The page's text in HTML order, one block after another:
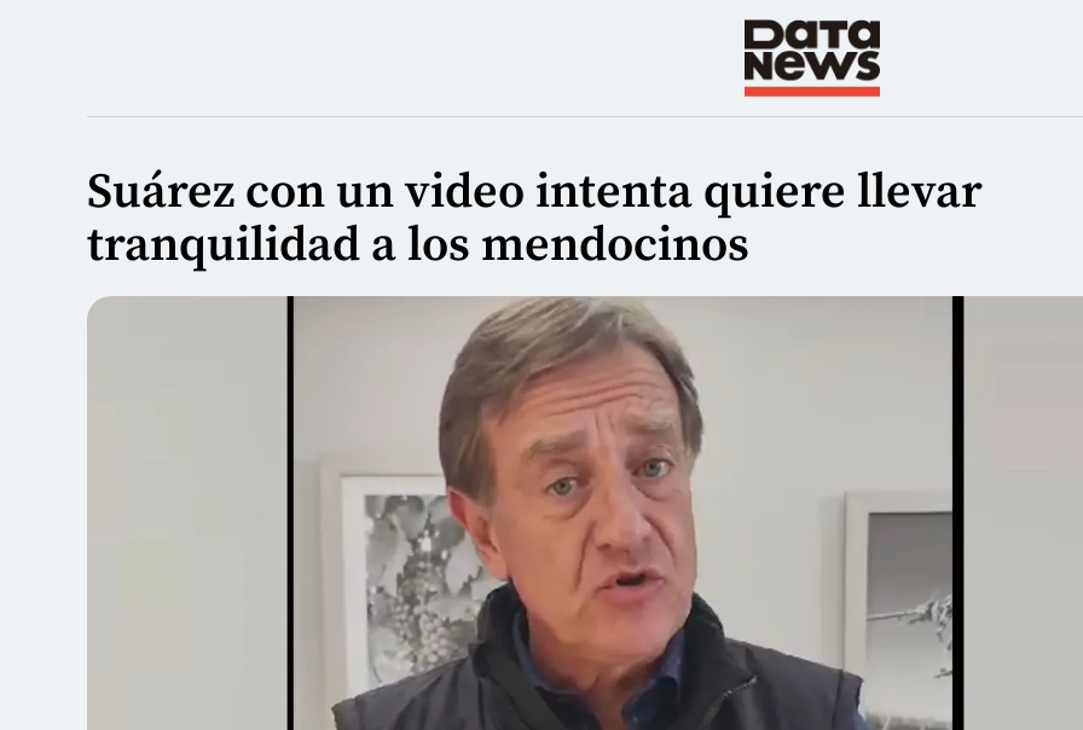
Suárez con un video intenta quiere llevar
tranquilidad a los mendocinos